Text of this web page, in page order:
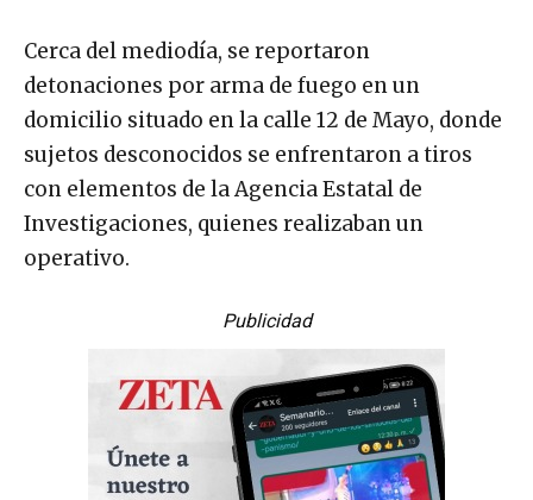
Cerca del mediodía, se reportaron
detonaciones por arma de fuego en un
domicilio situado en la calle 12 de Mayo, donde
sujetos desconocidos se enfrentaron a tiros
con elementos de la Agencia Estatal de
Investigaciones, quienes realizaban un
operativo.
Publicidad